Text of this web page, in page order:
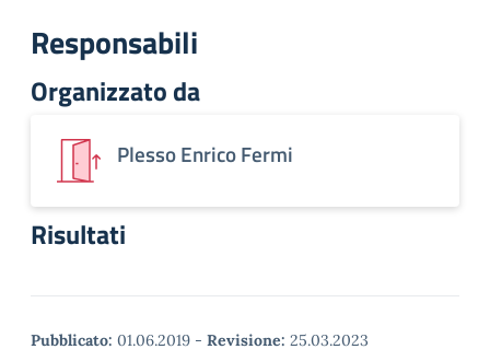
Responsabili
Organizzato da
Plesso Enrico Fermi
Risultati
Pubblicato: 01.06.2019 - Revisione: 25.03.2023